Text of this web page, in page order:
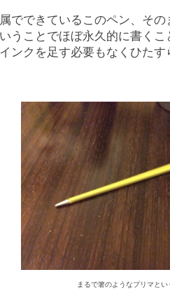
でできているこのペン、そ
うことでほぼ永久的に書く
ンクを足す必要もなくひた
まるで箸のようなプリマとい